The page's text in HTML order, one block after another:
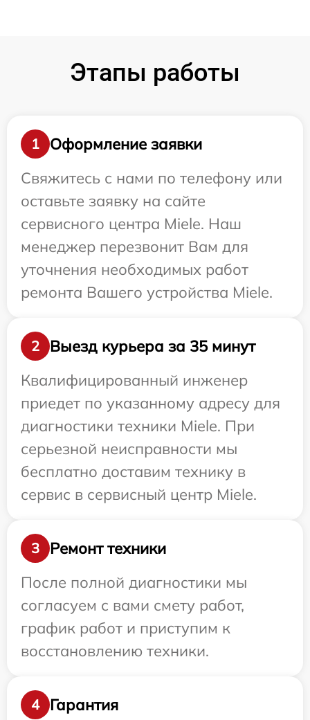
Этапы работы
1
Оформление заявки
Свяжитесь с нами по телефону или
оставьте заявку на сайте
сервисного центра Miele. Наш
менеджер перезвонит Вам для
уточнения необходимых работ
ремонта Вашего устройства Miele.
2
Выезд курьера за 35 минут
Квалифицированный инженер
приедет по указанному адресу для
диагностики техники Miele. При
серьезной неисправности мы
бесплатно доставим технику в
сервис в сервисный центр Miele.
3
Ремонт техники
После полной диагностики мы
согласуем с вами смету работ,
график работ и приступим к
восстановлению техники.
4 Гарантия